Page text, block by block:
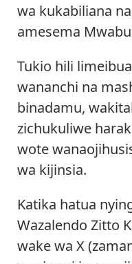
wa kukabiliana
amesema
Tukio hili
wananchi na
binadamu,
zichukuliwe
wote
wa kijinsia.
Katika hatua
Wazalendo Zitto
wake wa X